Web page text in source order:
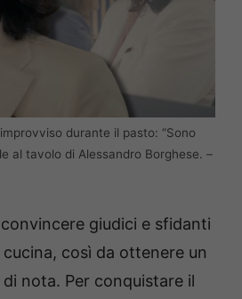
durante il pasto: “Sono
al tavolo di Alessandro Borghese. –
giudici e sfidanti
così da ottenere un
nota. Per conquistare il